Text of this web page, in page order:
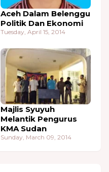
Aceh Dalam Belenggu
Politik Dan Ekonomi
Tuesday, April 15, 2014
Majlis Syuyuh
Melantik Pengurus
KMA Sudan
Sunday, March 09, 2014